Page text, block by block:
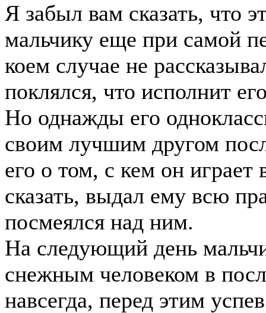
Я забыл вам сказать, что
мальчику еще при самой
коем случае не
поклялся, что исполнит
Но однажды его
своим лучшим другом
его о том, с кем он
сказать, выдал ему всю
посмеялся над ним.
На следующий день
снежным человеком в
навсегда, перед этим